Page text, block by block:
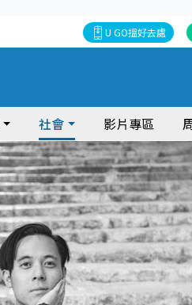
U GO搵好去處
社會 影片專區